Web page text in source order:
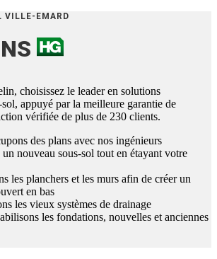
VILLE-EMARD
choisissez le leader en solutions
appuyé par la meilleure garantie de
vérifiée de plus de 230 clients.
des plans avec nos ingénieurs
nouveau sous-sol tout en étayant votre
les planchers et les murs afin de créer un
en bas
les vieux systèmes de drainage
les fondations, nouvelles et anciennes